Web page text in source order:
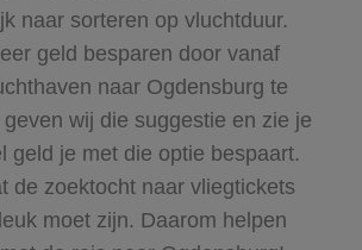
naar sorteren op vluchtduur.
geld besparen door vanaf
naar Ogdensburg te
wij die suggestie en zie je
geld je met die optie bespaart.
de zoektocht naar vliegtickets
moet zijn. Daarom helpen